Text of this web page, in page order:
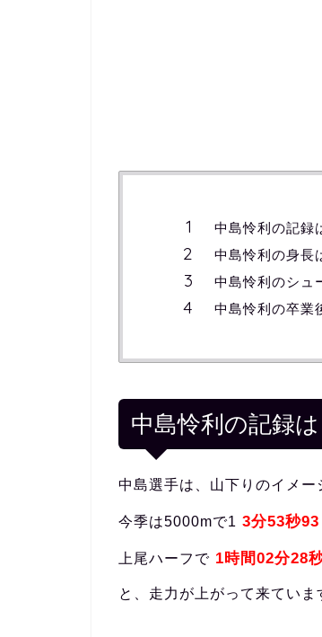
中島怜利の記録
中島怜利の身長
中島怜利のシュ
中島怜利の卒業
中島怜利の記録は
中島選手は、山下りのイメー
今季は5000mで1 3分53秒93
上尾ハーフで 1時間02分28
と、走力が上がって来ていま